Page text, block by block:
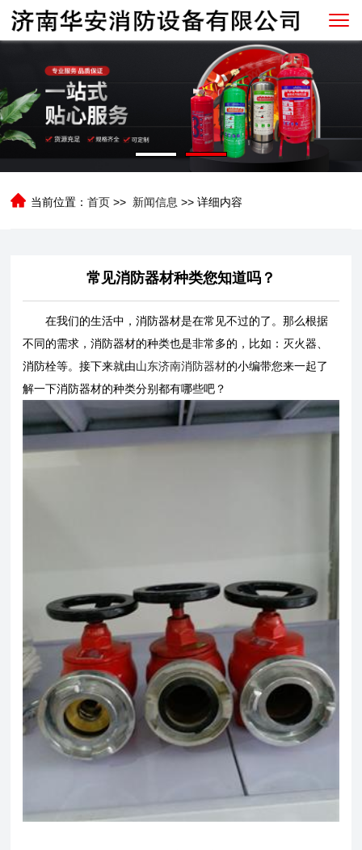
当前位置：首页 >> 新闻信息>> 详细内容
常见消防器材种类您知道吗？
在我们的生活中，消防器材是在常见不过的了。那么根据
不同的需求，消防器材的种类也是非常多的，比如：灭火器、
消防栓等。接下来就由山东济南消防器材的小编带您来一起了
解一下消防器材的种类分别都有哪些吧？